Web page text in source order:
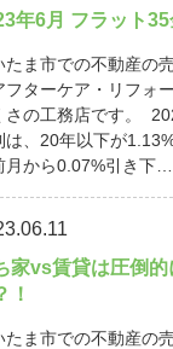
年6月 フラット
たま市での不動産の
フターケア・リフォ
さの工務店です。
は、20年以下が
月から0.07%引き下
家vs賃貸は圧倒
！
たま市での不動産の